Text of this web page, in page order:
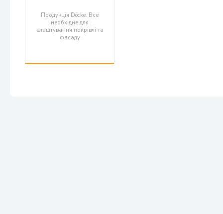
Продукція Döcke. Все
необхідне для
влаштування покрівлі та
фасаду